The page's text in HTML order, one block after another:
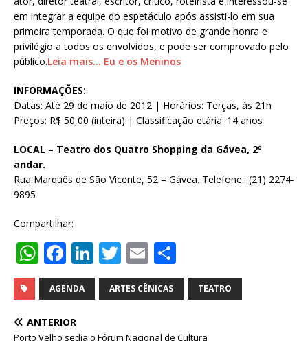
em integrar a equipe do espetáculo após assisti-lo em sua
primeira temporada. O que foi motivo de grande honra e
privilégio a todos os envolvidos, e pode ser comprovado pelo
público.Leia mais… Eu e os Meninos
INFORMAÇÕES:
Datas: Até 29 de maio de 2012 | Horários: Terças, às 21h
Preços: R$ 50,00 (inteira) | Classificação etária: 14 anos
LOCAL – Teatro dos Quatro Shopping da Gávea, 2º
andar.
Rua Marquês de São Vicente, 52 – Gávea. Telefone.: (21) 2274-
9895
Compartilhar:
W
h
at
s
A
F
a
c
e
b
Li
n
k
dI
T
w
it
r
E
m
ai
h
ar
AGENDA ARTES CÊNICAS TEATRO
ANTERIOR
Porto Velho sedia o Fórum Nacional de Cultura